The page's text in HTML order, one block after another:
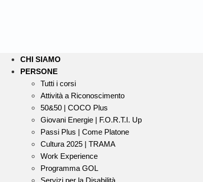
CHI SIAMO
PERSONE
Tutti i corsi
Attività a Riconoscimento
50&50 | COCO Plus
Giovani Energie | F.O.R.T.I. Up
Passi Plus | Come Platone
Cultura 2025 | TRAMA
Work Experience
Programma GOL
Servizi per la Disabilità